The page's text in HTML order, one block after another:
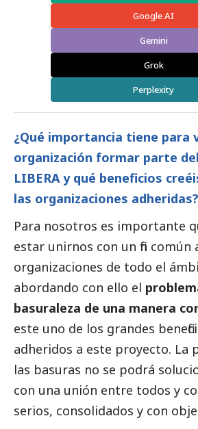
Google AI
Gemini
Grok
Perplexity
¿Qué importancia tiene para
organización formar parte
LIBERA y qué beneficios
las organizaciones adheridas?
Para nosotros es importante
estar unirnos con un fin común
organizaciones de todo el
abordando con ello el
basuraleza de una manera
este uno de los grandes
adheridos a este proyecto. La
las basuras no se podrá
con una unión entre todos y
serios, consolidados y con